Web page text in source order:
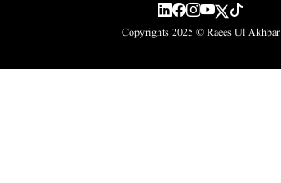
Copyrights 2025 ©Raees Ul Akhbar